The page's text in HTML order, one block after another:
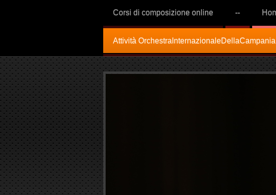
Corsi di composizione online --
Attività OrchestraInternazionaleDellaCampania